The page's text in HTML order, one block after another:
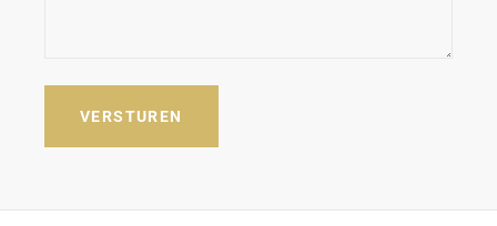
VERSTUREN